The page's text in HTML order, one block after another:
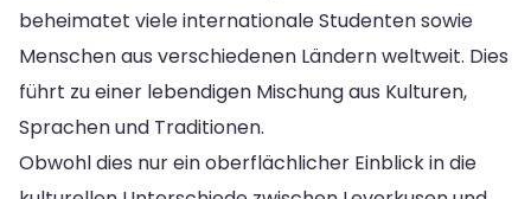
beheimatet viele internationale Studenten sowie
Menschen aus verschiedenen Ländern weltweit. Dies
führt zu einer lebendigen Mischung aus Kulturen,
Sprachen und Traditionen.
Obwohl dies nur ein oberflächlicher Einblick in die